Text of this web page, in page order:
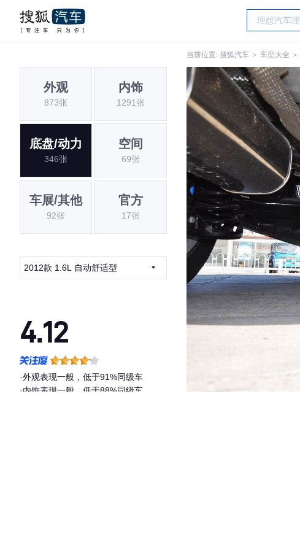
当前位置: 搜狐汽车 ＞ 车型大全 ＞
外观
873张
内饰
1291张
底盘/动力
346张
空间
69张
车展/其他
92张
官方
17张
2012款 1.6L 自动舒适型
4.12
·外观表现一般，低于91%同级车
·内饰表现一般，低于88%同级车